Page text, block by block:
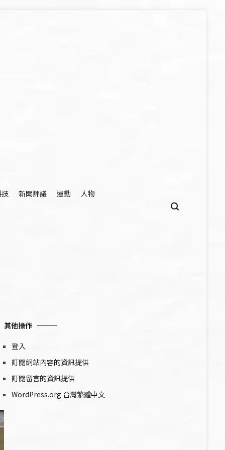
新聞評議 運動 人物
其他操作
登入
訂閱網站內容的資訊提供
訂閱留言的資訊提供
WordPress.org 台灣繁體中文